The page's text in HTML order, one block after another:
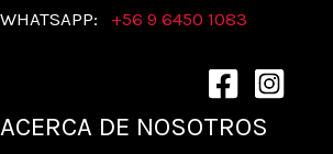
WHATSAPP: +56 9 6450 1083
ACERCA DE NOSOTROS